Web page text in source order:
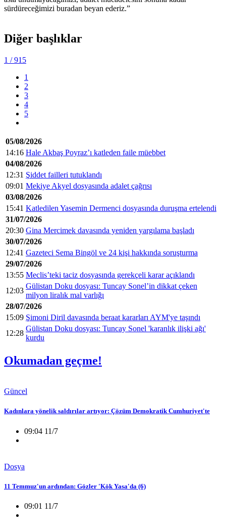
sürdüreceğimizi buradan beyan ederiz.”
Diğer başlıklar
1 / 915
1
2
3
4
5
05/08/2026
14:16 Hale Akbaş Poyraz’ı katleden faile müebbet
04/08/2026
12:31 Şiddet failleri tutuklandı
09:01 Mekiye Akyel dosyasında adalet çağrısı
03/08/2026
15:41 Katledilen Yasemin Dermenci dosyasında duruşma ertelendi
31/07/2026
20:30 Gina Mercimek davasında yeniden yargılama başladı
30/07/2026
12:41 Gazeteci Sema Bingöl ve 24 kişi hakkında soruşturma
29/07/2026
13:55 Meclis’teki taciz dosyasında gerekçeli karar açıklandı
12:03
Gülistan Doku dosyası: Tuncay Sonel’in dikkat çeken
milyon liralık mal varlığı
28/07/2026
15:09 Şimoni Diril davasında beraat kararları AYM'ye taşındı
12:28
Gülistan Doku dosyası: Tuncay Sonel 'karanlık ilişki ağı'
kurdu
Okumadan geçme!
Güncel
Kadınlara yönelik saldırılar artıyor: Çözüm Demokratik Cumhuriyet'te
09:04 11/7
Dosya
11 Temmuz'un ardından: Gözler 'Kök Yasa'da (6)
09:01 11/7